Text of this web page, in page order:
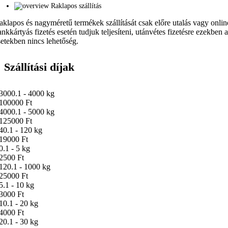
Raklapos szállítás
és nagyméretű termékek szállítását csak előre utalás vagy
fizetés esetén tudjuk teljesíteni, utánvétes fizetésre ezekben
nincs lehetőség.
Szállítási díjak
- 4000 kg
Ft
- 5000 kg
Ft
- 120 kg
Ft
- 5 kg
Ft
- 1000 kg
Ft
- 10 kg
Ft
- 20 kg
Ft
- 30 kg